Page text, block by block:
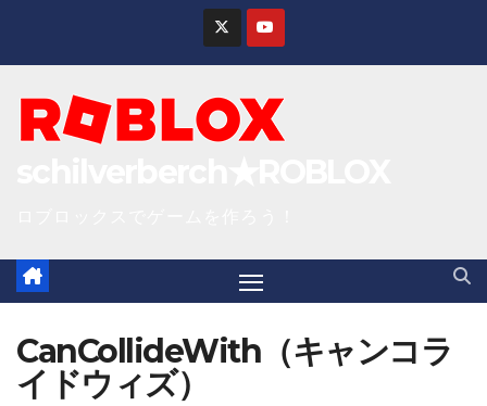
t
CanCollideWith（キャンコラ
イドウィズ）